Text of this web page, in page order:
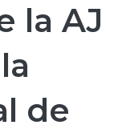
la AJ
de